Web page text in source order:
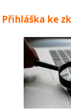
Přihláška ke